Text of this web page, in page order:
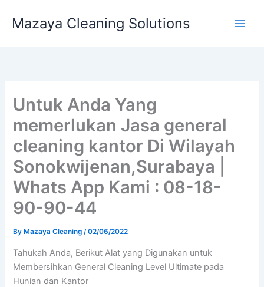
Mazaya Cleaning Solutions
Untuk Anda Yang
memerlukan Jasa general
cleaning kantor Di Wilayah
Sonokwijenan,Surabaya |
Whats App Kami : 08-18-
90-90-44
By Mazaya Cleaning/02/06/2022
Tahukah Anda, Berikut Alat yang Digunakan untuk
Membersihkan General Cleaning Level Ultimate pada
Hunian dan Kantor